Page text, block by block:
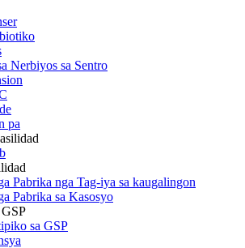
Nerbiyos sa Sentro
pa
Pabrika nga Tag-iya sa kaugalingon
Pabrika sa Kasosyo
sa GSP